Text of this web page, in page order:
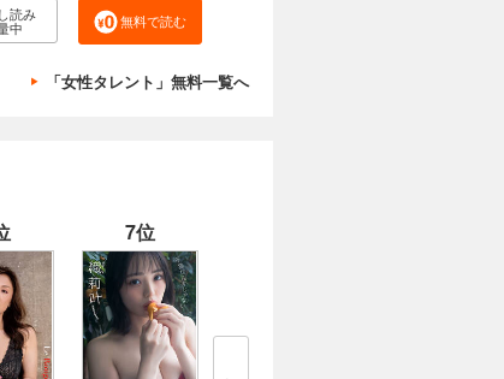
読み
中 無料で読む
「女性タレント」無料一覧へ
7位